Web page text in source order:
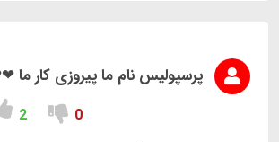
پرسپولیس نام ما پیروزی کار
0
2